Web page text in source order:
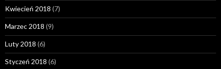
Kwiecień 2018 (7)
Marzec 2018 (9)
Luty 2018 (6)
Styczeń 2018 (6)